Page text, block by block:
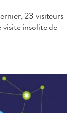
23 visiteurs
insolite de